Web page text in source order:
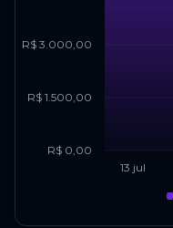
13 jul
R$ 0,00
R$ 1.500,00
R$ 3.000,00